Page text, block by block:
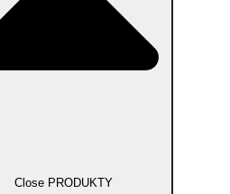
Close PRODUKTY